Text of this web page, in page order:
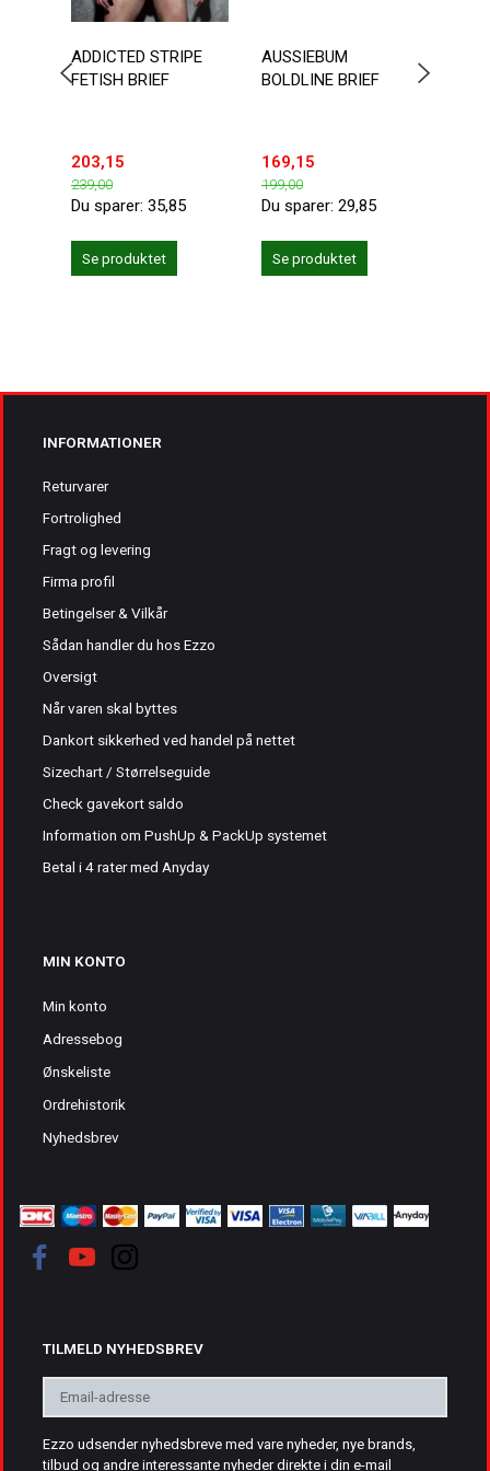
ADDICTED STRIPE
FETISH BRIEF
203,15
239,00
Du sparer: 35,85
Se produktet
AUSSIEBUM
BOLDLINE BRIEF
169,15
199,00
Du sparer: 29,85
Se produktet
INFORMATIONER
Returvarer
Fortrolighed
Fragt og levering
Firma profil
Betingelser & Vilkår
Sådan handler du hos Ezzo
Oversigt
Når varen skal byttes
Dankort sikkerhed ved handel på nettet
Sizechart / Størrelseguide
Check gavekort saldo
Information om PushUp & PackUp systemet
Betal i 4 rater med Anyday
MIN KONTO
Min konto
Adressebog
Ønskeliste
Ordrehistorik
Nyhedsbrev
TILMELD NYHEDSBREV
Email-
adresse
Ezzo udsender nyhedsbreve med vare nyheder, nye brands,
tilbud og andre interessante nyheder direkte i din e-mail